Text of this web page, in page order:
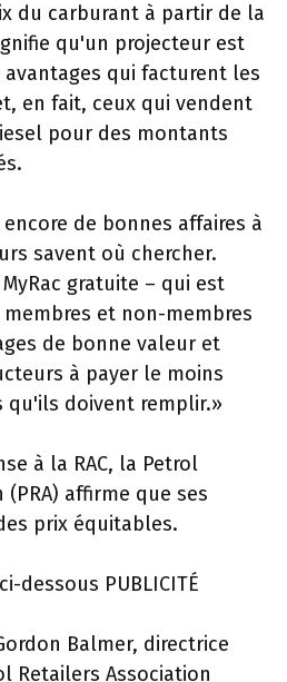
du carburant à partir de la
qu'un projecteur est
qui facturent les
en fait, ceux qui vendent
pour des montants
de bonnes affaires à
savent où chercher.
gratuite – qui est
et non-membres
de bonne valeur et
à payer le moins
qu'ils doivent remplir.»
à la RAC, la Petrol
affirme que ses
prix équitables.
dessous PUBLICITÉ
Balmer, directrice
Retailers Association